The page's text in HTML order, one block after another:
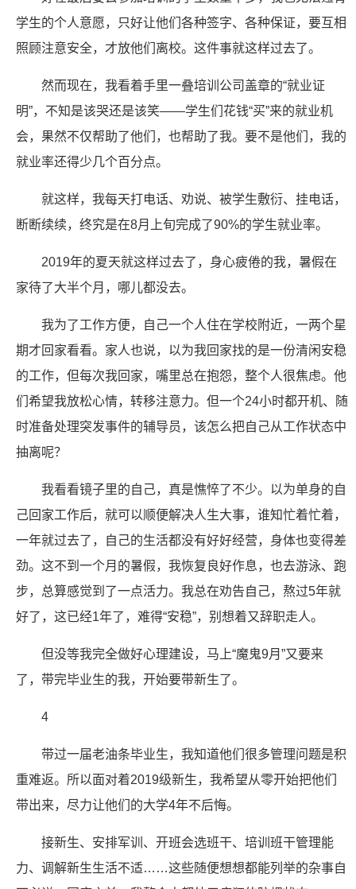
学生的个人意愿，只好让他们各种签字、各种保证，要互相
照顾注意安全，才放他们离校。这件事就这样过去了。
然而现在，我看着手里一叠培训公司盖章的“就业证
明”，不知是该哭还是该笑——学生们花钱“买”来的就业机
会，果然不仅帮助了他们，也帮助了我。要不是他们，我的
就业率还得少几个百分点。
就这样，我每天打电话、劝说、被学生敷衍、挂电话，
断断续续，终究是在8月上旬完成了90%的学生就业率。
2019年的夏天就这样过去了，身心疲倦的我，暑假在
家待了大半个月，哪儿都没去。
我为了工作方便，自己一个人住在学校附近，一两个星
期才回家看看。家人也说，以为我回家找的是一份清闲安稳
的工作，但每次我回家，嘴里总在抱怨，整个人很焦虑。他
们希望我放松心情，转移注意力。但一个24小时都开机、随
时准备处理突发事件的辅导员，该怎么把自己从工作状态中
抽离呢？
我看看镜子里的自己，真是憔悴了不少。以为单身的自
己回家工作后，就可以顺便解决人生大事，谁知忙着忙着，
一年就过去了，自己的生活都没有好好经营，身体也变得差
劲。这不到一个月的暑假，我恢复良好作息，也去游泳、跑
步，总算感觉到了一点活力。我总在劝告自己，熬过5年就
好了，这已经1年了，难得“安稳”，别想着又辞职走人。
但没等我完全做好心理建设，马上“魔鬼9月”又要来
了，带完毕业生的我，开始要带新生了。
4
带过一届老油条毕业生，我知道他们很多管理问题是积
重难返。所以面对着2019级新生，我希望从零开始把他们
带出来，尽力让他们的大学4年不后悔。
接新生、安排军训、开班会选班干、培训班干管理能
力、调解新生生活不适……这些随便想想都能列举的杂事自